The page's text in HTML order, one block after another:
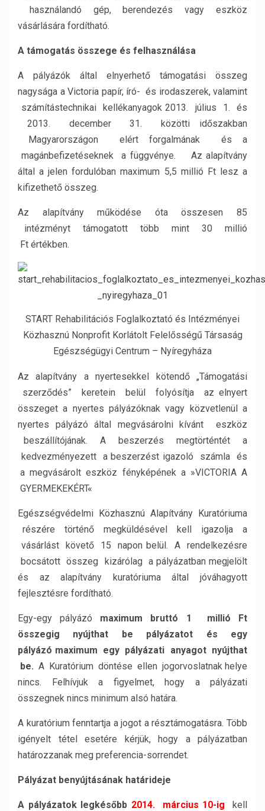
használandó gép, berendezés vagy eszköz
vásárlására fordítható.
A támogatás összege és felhasználása
A pályázók által elnyerhető támogatási összeg
nagysága a Victoria papír, író- és irodaszerek, valamint
számítástechnikai kellékanyagok 2013. július 1. és
2013. december 31. közötti időszakban
Magyarországon elért forgalmának és a
magánbefizetéseknek a függvénye. Az alapítvány
által a jelen fordulóban maximum 5,5 millió Ft lesz a
kifizethető összeg.
Az alapítvány működése óta összesen 85
intézményt támogatott több mint 30 millió
Ft értékben.
START Rehabilitációs Foglalkoztató és Intézményei
Közhasznú Nonprofit Korlátolt Felelősségű Társaság
Egészségügyi Centrum – Nyíregyháza
Az alapítvány a nyertesekkel kötendő „Támogatási
szerződés” keretein belül folyósítja az elnyert
összeget a nyertes pályázóknak vagy közvetlenül a
nyertes pályázó által megvásárolni kívánt eszköz
beszállítójának. A beszerzés megtörténtét a
kedvezményezett a beszerzést igazoló számla és
a megvásárolt eszköz fényképének a »VICTORIA A
GYERMEKEKÉRT«
Egészségvédelmi Közhasznú Alapítvány Kuratóriuma
részére történő megküldésével kell igazolja a
vásárlást követő 15 napon belül. A rendelkezésre
bocsátott összeg kizárólag a pályázatban megjelölt
és az alapítvány kuratóriuma által jóváhagyott
fejlesztésre fordítható.
Egy-egy pályázó maximum bruttó 1 millió Ft
összegig nyújthat be pályázatot és egy
pályázó maximum egy pályázati anyagot nyújthat
be. A Kuratórium döntése ellen jogorvoslatnak helye
nincs. Felhívjuk a figyelmet, hogy a pályázati
összegnek nincs minimum alsó határa.
A kuratórium fenntartja a jogot a résztámogatásra. Több
igényelt tétel esetére kérjük, hogy a pályázatban
határozzanak meg preferencia-sorrendet.
Pályázat benyújtásának határideje
A pályázatok legkésőbb 2014. március 10-ig kell